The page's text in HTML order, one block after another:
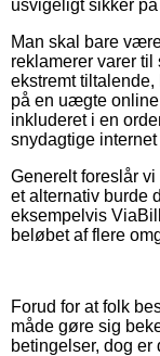
usvigeligt sikker
Man skal bare
reklamerer varer
ekstremt
på en uægte
inkluderet i en
snydagtige
Generelt foreslår
et alternativ burde
eksempelvis
beløbet af flere
Forud for at folk
måde gøre sig
betingelser, dog